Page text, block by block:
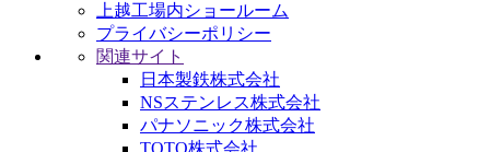
上越工場内ショールーム
プライバシーポリシー
関連サイト
日本製鉄株式会社
NSステンレス株式会社
パナソニック株式会社